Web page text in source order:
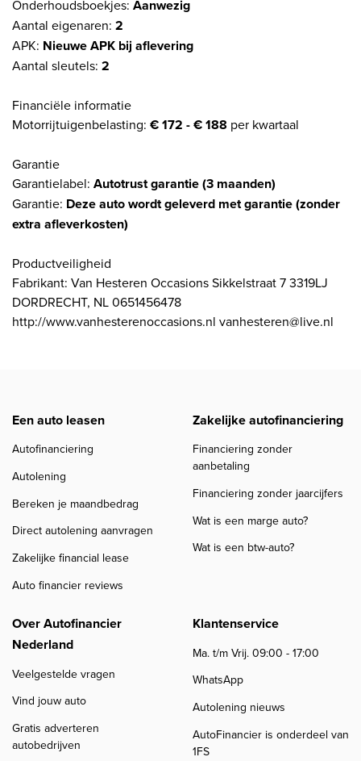
Onderhoudsboekjes: Aanwezig
Aantal eigenaren: 2
APK: Nieuwe APK bij aflevering
Aantal sleutels: 2
Financiële informatie
Motorrijtuigenbelasting: € 172 - € 188 per kwartaal
Garantie
Garantielabel: Autotrust garantie (3 maanden)
Garantie: Deze auto wordt geleverd met garantie (zonder
extra afleverkosten)
Productveiligheid
Fabrikant: Van Hesteren Occasions Sikkelstraat 7 3319LJ
DORDRECHT, NL 0651456478
http://www.vanhesterenoccasions.nl vanhesteren@live.nl
Een auto leasen
Autofinanciering
Autolening
Bereken je maandbedrag
Direct autolening aanvragen
Zakelijke financial lease
Auto financier reviews
Zakelijke autofinanciering
Financiering zonder
aanbetaling
Financiering zonder jaarcijfers
Wat is een marge auto?
Wat is een btw-auto?
Over Autofinancier
Nederland
Veelgestelde vragen
Vind jouw auto
Gratis adverteren
autobedrijven
Klantenservice
Ma. t/m Vrij. 09:00 - 17:00
WhatsApp
Autolening nieuws
AutoFinancier is onderdeel van
1FS